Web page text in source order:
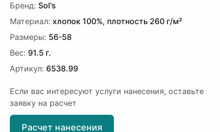
Бренд: Sol's
Материал: хлопок 100%, плотность 260 г/м²
Размеры: 56-58
Вес: 91.5 г.
Артикул: 6538.99
Если вас интересуют услуги нанесения, оставьте
заявку на расчет
Расчет нанесения